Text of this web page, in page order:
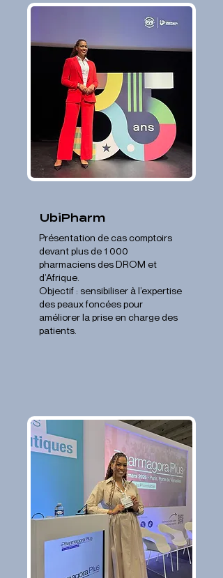
UbiPharm
Présentation de cas comptoirs
devant plus de 1 000
pharmaciens des DROM et
d’Afrique.
Objectif : sensibiliser à l’expertise
des peaux foncées pour
améliorer la prise en charge des
patients.